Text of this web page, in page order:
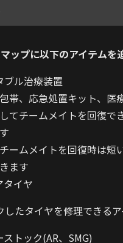
ップに以下のアイテムを
ブル治療装置
包帯、応急処置キット、医
してチームメイトを回復で
す
チームメイトを回復時は短
きます
タイヤ
したタイヤを修理できる
ストック(AR、SMG)